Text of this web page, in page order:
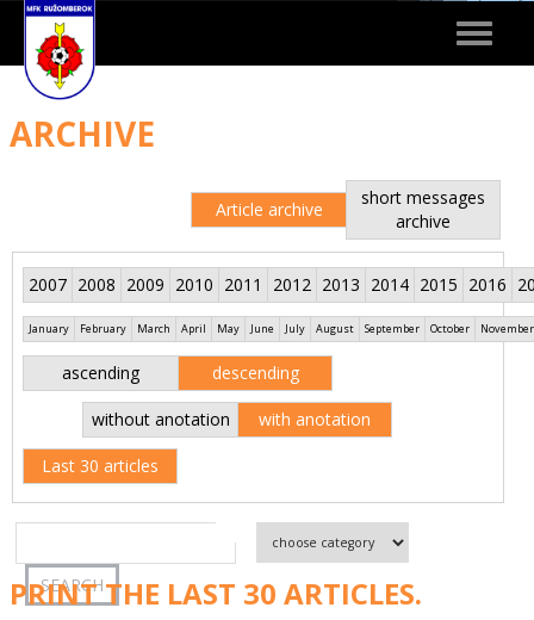
Toggle
ARCHIVE
Article archive
short messages
archive
2007 2008 2009 2010 2011 2012 2013 2014 2015 2016
January February March April May June July August September October November
ascending descending
without anotation with anotation
Last 30 articles
PRINT THE LAST 30 ARTICLES.